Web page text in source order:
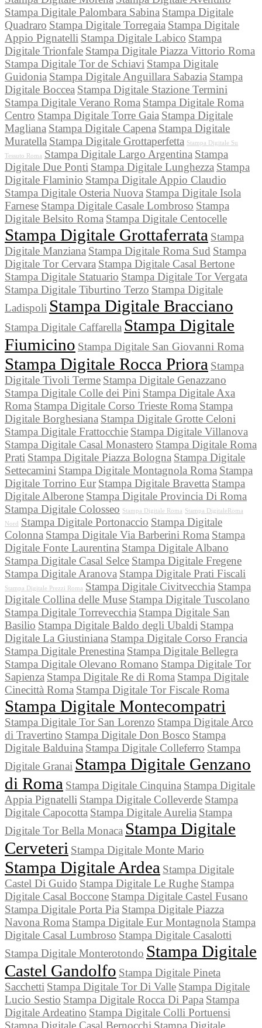
Stampa Digitale Palombara Sabina Stampa Digitale
Quadraro Stampa Digitale Torregaia Stampa Digitale
Appio Pignatelli Stampa Digitale Labico Stampa
Digitale Trionfale Stampa Digitale Piazza Vittorio Roma
Stampa Digitale Tor de Schiavi Stampa Digitale
Guidonia Stampa Digitale Anguillara Sabazia Stampa
Digitale Boccea Stampa Digitale Stazione Termini
Stampa Digitale Verano Roma Stampa Digitale Roma
Centro Stampa Digitale Torre Gaia Stampa Digitale
Magliana Stampa Digitale Capena Stampa Digitale
Muratella Stampa Digitale Grottaperfetta Stampa Digitale Su
Tessuto Roma Stampa Digitale Largo Argentina Stampa
Digitale Due Ponti Stampa Digitale Lunghezza Stampa
Digitale Flaminio Stampa Digitale Appio Claudio
Stampa Digitale Osteria Nuova Stampa Digitale Isola
Farnese Stampa Digitale Casale Lombroso Stampa
Digitale Belsito Roma Stampa Digitale Centocelle
Stampa Digitale Grottaferrata Stampa
Digitale Manziana Stampa Digitale Roma Sud Stampa
Digitale Tor Cervara Stampa Digitale Casal Bertone
Stampa Digitale Statuario Stampa Digitale Tor Vergata
Stampa Digitale Tiburtino Terzo Stampa Digitale
Ladispoli Stampa Digitale Bracciano
Stampa Digitale Caffarella Stampa Digitale
Fiumicino Stampa Digitale San Giovanni Roma
Stampa Digitale Rocca Priora Stampa
Digitale Tivoli Terme Stampa Digitale Genazzano
Stampa Digitale Colle dei Pini Stampa Digitale Axa
Roma Stampa Digitale Corso Trieste Roma Stampa
Digitale Borghesiana Stampa Digitale Grotte Celoni
Stampa Digitale Frattocchie Stampa Digitale Villanova
Stampa Digitale Casal Monastero Stampa Digitale Roma
Prati Stampa Digitale Piazza Bologna Stampa Digitale
Settecamini Stampa Digitale Montagnola Roma Stampa
Digitale Torrino Eur Stampa Digitale Bravetta Stampa
Digitale Alberone Stampa Digitale Provincia Di Roma
Stampa Digitale Colosseo Stampa Digitale Roma Stampa DigitaleRoma
Nord
Stampa Digitale Portonaccio Stampa Digitale
Colonna Stampa Digitale Via Barberini Roma Stampa
Digitale Fonte Laurentina Stampa Digitale Albano
Stampa Digitale Casal Selce Stampa Digitale Fregene
Stampa Digitale Aranova Stampa Digitale Prati Fiscali
Stampa Digitale Prezzi Roma Stampa Digitale Civitvecchia Stampa
Digitale Collina delle Muse Stampa Digitale Tuscolano
Stampa Digitale Torrevecchia Stampa Digitale San
Basilio Stampa Digitale Baldo degli Ubaldi Stampa
Digitale La Giustiniana Stampa Digitale Corso Francia
Stampa Digitale Prenestina Stampa Digitale Bellegra
Stampa Digitale Olevano Romano Stampa Digitale Tor
Sapienza Stampa Digitale Re di Roma Stampa Digitale
Cinecittà Roma Stampa Digitale Tor Fiscale Roma
Stampa Digitale Montecompatri
Stampa Digitale Tor San Lorenzo Stampa Digitale Arco
di Travertino Stampa Digitale Don Bosco Stampa
Digitale Balduina Stampa Digitale Colleferro Stampa
Digitale Granai Stampa Digitale Genzano
di Roma Stampa Digitale Cinquina Stampa Digitale
Appia Pignatelli Stampa Digitale Colleverde Stampa
Digitale Capocotta Stampa Digitale Aurelia Stampa
Digitale Tor Bella Monaca Stampa Digitale
Cerveteri Stampa Digitale Monte Mario
Stampa Digitale Ardea Stampa Digitale
Castel Di Guido Stampa Digitale Le Rughe Stampa
Digitale Casal Boccone Stampa Digitale Castel Fusano
Stampa Digitale Porta Pia Stampa Digitale Piazza
Navona Roma Stampa Digitale Eur Montagnola Stampa
Digitale Casal Lumbroso Stampa Digitale Casalotti
Stampa Digitale Monterotondo Stampa Digitale
Castel Gandolfo Stampa Digitale Pineta
Sacchetti Stampa Digitale Tor Di Valle Stampa Digitale
Lucio Sestio Stampa Digitale Rocca Di Papa Stampa
Digitale Ardeatino Stampa Digitale Colli Portuensi
Stampa Digitale Casal Bernocchi Stampa Digitale